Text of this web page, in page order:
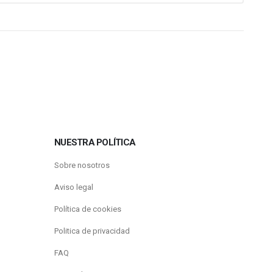
NUESTRA POLÍTICA
Sobre nosotros
Aviso legal
Política de cookies
Politica de privacidad
FAQ